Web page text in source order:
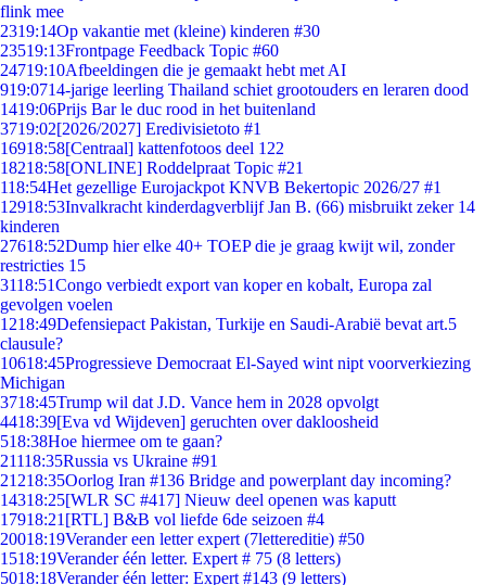
flink mee
2319:14Op vakantie met (kleine) kinderen #30
23519:13Frontpage Feedback Topic #60
24719:10Afbeeldingen die je gemaakt hebt met AI
919:0714-jarige leerling Thailand schiet grootouders en leraren dood
1419:06Prijs Bar le duc rood in het buitenland
3719:02[2026/2027] Eredivisietoto #1
16918:58[Centraal] kattenfotoos deel 122
18218:58[ONLINE] Roddelpraat Topic #21
118:54Het gezellige Eurojackpot KNVB Bekertopic 2026/27 #1
12918:53Invalkracht kinderdagverblijf Jan B. (66) misbruikt zeker 14
kinderen
27618:52Dump hier elke 40+ TOEP die je graag kwijt wil, zonder
restricties 15
3118:51Congo verbiedt export van koper en kobalt, Europa zal
gevolgen voelen
1218:49Defensiepact Pakistan, Turkije en Saudi-Arabië bevat art.5
clausule?
10618:45Progressieve Democraat El-Sayed wint nipt voorverkiezing
Michigan
3718:45Trump wil dat J.D. Vance hem in 2028 opvolgt
4418:39[Eva vd Wijdeven] geruchten over dakloosheid
518:38Hoe hiermee om te gaan?
21118:35Russia vs Ukraine #91
21218:35Oorlog Iran #136 Bridge and powerplant day incoming?
14318:25[WLR SC #417] Nieuw deel openen was kaputt
17918:21 [RTL] B&B vol liefde 6de seizoen #4
20018:19Verander een letter expert (7lettereditie) #50
1518:19Verander één letter. Expert # 75 (8 letters)
5018:18Verander één letter: Expert #143 (9 letters)